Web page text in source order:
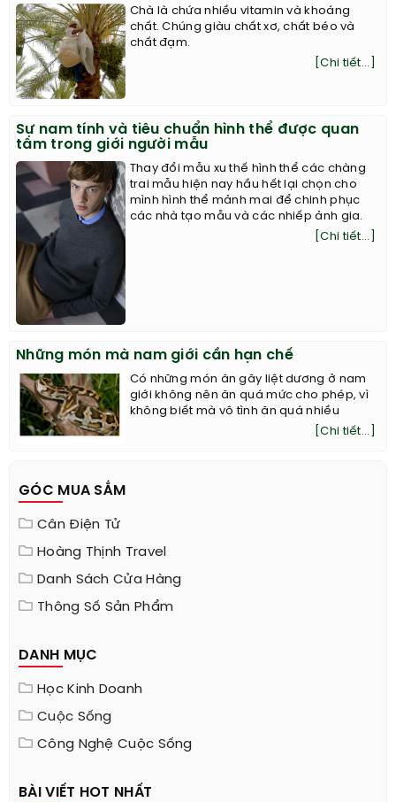
Chà là chứa nhiều vitamin và khoáng
chất. Chúng giàu chất xơ, chất béo và
chất đạm.
[Chi tiết...]
Sự nam tính và tiêu chuẩn hình thể được quan
tâm trong giới người mẫu
Thay đổi mẫu xu thế hình thể các chàng
trai mẫu hiện nay hầu hết lại chọn cho
mình hình thể mảnh mai để chinh phục
các nhà tạo mẫu và các nhiếp ảnh gia.
[Chi tiết...]
Những món mà nam giới cần hạn chế
Có những món ăn gây liệt dương ở nam
giới không nên ăn quá mức cho phép, vì
không biết mà vô tình ăn quá nhiều
[Chi tiết...]
GÓC MUA SẮM
Cân Điện Tử
Hoàng Thịnh Travel
Danh Sách Cửa Hàng
Thông Số Sản Phẩm
DANH MỤC
Học Kinh Doanh
Cuộc Sống
Công Nghệ Cuộc Sống
BÀI VIẾT HOT NHẤT